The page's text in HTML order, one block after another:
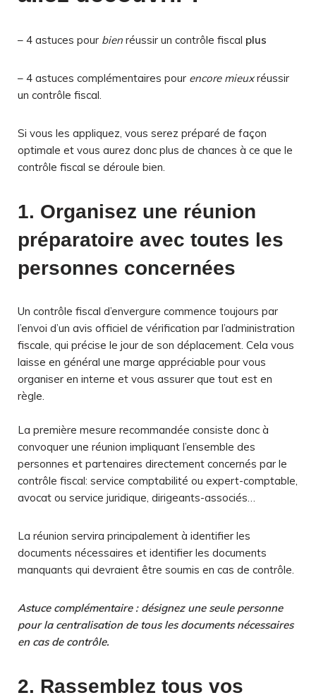
– 4 astuces pour bien réussir un contrôle fiscal plus
– 4 astuces complémentaires pour encore mieuxréussir
un contrôle fiscal.
Si vous les appliquez, vous serez préparé de façon
optimale et vous aurez donc plus de chances à ce que le
contrôle fiscal se déroule bien.
1. Organisez une réunion
préparatoire avec toutes les
personnes concernées
Un contrôle fiscal d’envergure commence toujours par
l’envoi d’un avis officiel de vérification par l’administration
fiscale, qui précise le jour de son déplacement. Cela vous
laisse en général une marge appréciable pour vous
organiser en interne et vous assurer que tout est en
règle.
La première mesure recommandée consiste donc à
convoquer une réunion impliquant l’ensemble des
personnes et partenaires directement concernés par le
contrôle fiscal: service comptabilité ou expert-comptable,
avocat ou service juridique, dirigeants-associés…
La réunion servira principalement à identifier les
documents nécessaires et identifier les documents
manquants qui devraient être soumis en cas de contrôle.
Astuce complémentaire : désignez une seule personne
pour la centralisation de tous les documents nécessaires
en cas de contrôle.
2. Rassemblez tous vos